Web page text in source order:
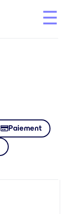
Paiement